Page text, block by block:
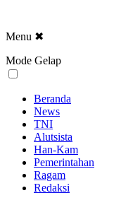
Menu ✖
Mode Gelap
Beranda
News
TNI
Alutsista
Han-Kam
Pemerintahan
Ragam
Redaksi